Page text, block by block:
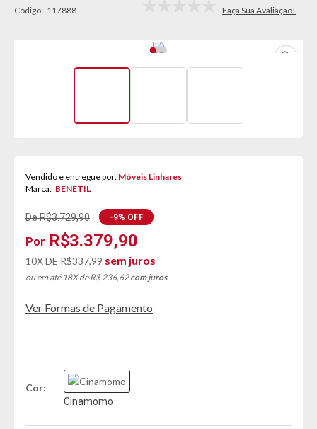
Código: 117888
Vendido e entregue por: Móveis Linhares
Marca: BENETIL
De R$3.729,90
R$3.379,90
-9% OFF
10X DE R$337,99 sem juros
ou em até 18X de R$ 236,62com juros
Ver Formas de Pagamento
Cor
Cinamomo